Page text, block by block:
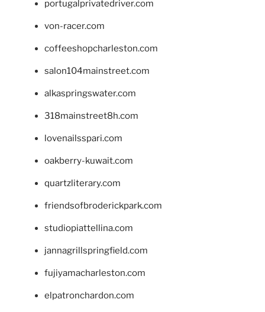
portugalprivatedriver.com
von-racer.com
coffeeshopcharleston.com
salon104mainstreet.com
alkaspringswater.com
318mainstreet8h.com
lovenailsspari.com
oakberry-kuwait.com
quartzliterary.com
friendsofbroderickpark.com
studiopiattellina.com
jannagrillspringfield.com
fujiyamacharleston.com
elpatronchardon.com